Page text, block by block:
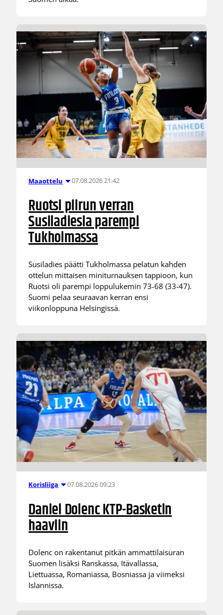
Maaottelu 07.08.2026 21:42
Ruotsi piirun verran
Susiladiesia parempi
Tukholmassa
Susiladies päätti Tukholmassa pelatun kahden
ottelun mittaisen miniturnauksen tappioon, kun
Ruotsi oli parempi loppulukemin 73-68 (33-47).
Suomi pelaa seuraavan kerran ensi
viikonloppuna Helsingissä.
Korisliiga 07.08.2026 09:23
Daniel Dolenc KTP-Basketin
haaviin
Dolenc on rakentanut pitkän ammattilaisuran
Suomen lisäksi Ranskassa, Itävallassa,
Liettuassa, Romaniassa, Bosniassa ja viimeksi
Islannissa.